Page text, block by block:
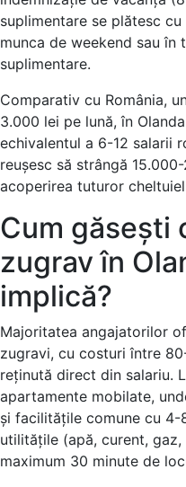
suplimentare se plătesc
munca de weekend sau în
suplimentare.
Comparativ cu România,
3.000 lei pe lună, în
echivalentul a 6-12 salarii
reușesc să strângă
acoperirea tuturor
Cum găsești
zugrav în
implică?
Majoritatea angajatorilor
zugravi, cu costuri între
reținută direct din salariu.
apartamente mobilate,
și facilitățile comune cu 4-
utilitățile (apă, curent,
maximum 30 minute de